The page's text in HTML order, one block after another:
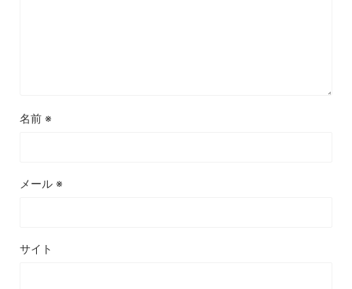
名前 ※
メール ※
サイト